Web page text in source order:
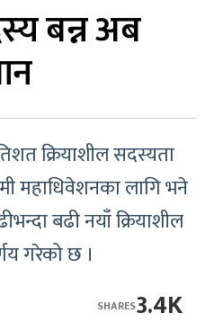
बन्न अब
क्रियाशील सदस्यता
महाधिवेशनका लागि भने
बढी नयाँ क्रियाशील
गरेको छ ।
3.4K
SHARES